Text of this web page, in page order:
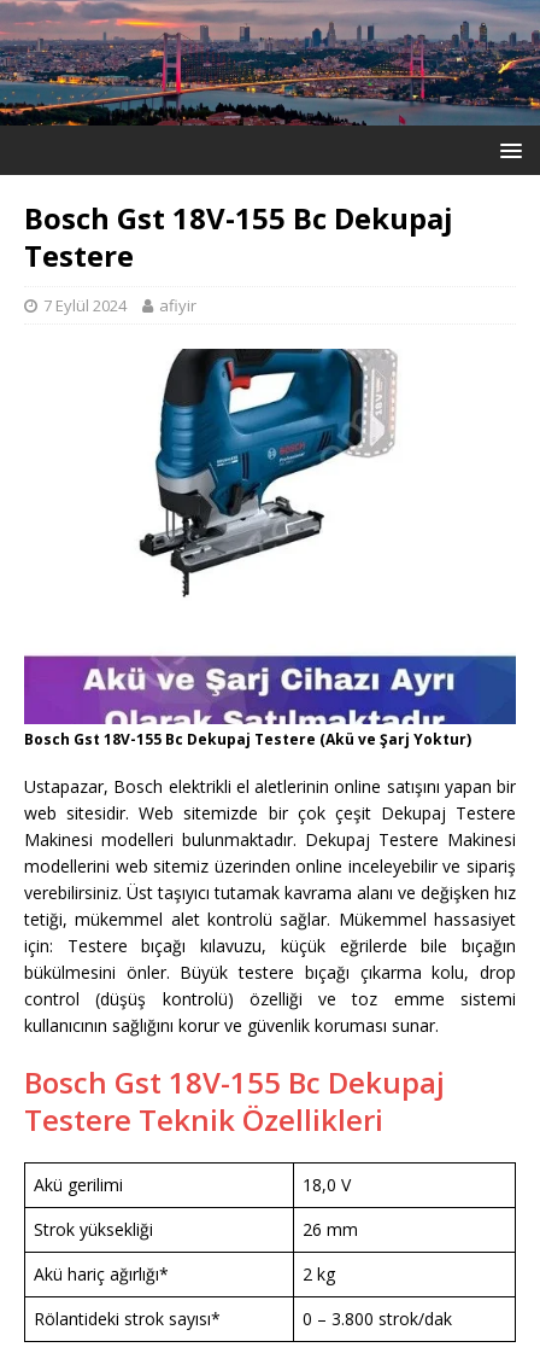
Bosch Gst 18V-155 Bc Dekupaj
Testere
7 Eylül 2024 afiyir
Bosch Gst 18V-155 Bc Dekupaj Testere (Akü ve Şarj Yoktur)
Ustapazar, Bosch elektrikli el aletlerinin online satışını yapan bir
web sitesidir. Web sitemizde bir çok çeşit Dekupaj Testere
Makinesi modelleri bulunmaktadır. Dekupaj Testere Makinesi
modellerini web sitemiz üzerinden online inceleyebilir ve sipariş
verebilirsiniz. Üst taşıyıcı tutamak kavrama alanı ve değişken hız
tetiği, mükemmel alet kontrolü sağlar. Mükemmel hassasiyet
için: Testere bıçağı kılavuzu, küçük eğrilerde bile bıçağın
bükülmesini önler. Büyük testere bıçağı çıkarma kolu, drop
control (düşüş kontrolü) özelliği ve toz emme sistemi
kullanıcının sağlığını korur ve güvenlik koruması sunar.
Bosch Gst 18V-155 Bc Dekupaj
Testere Teknik Özellikleri
Akü gerilimi
18,0 V
Strok yüksekliği
26 mm
Akü hariç ağırlığı*
2 kg
Rölantideki strok sayısı*
0 – 3.800 strok/dak